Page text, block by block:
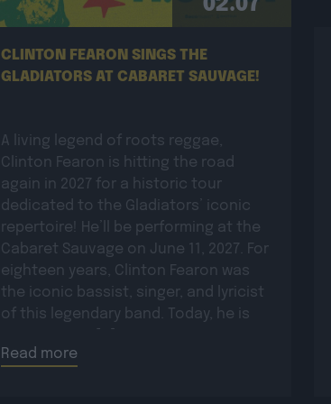
02.07
CLINTON FEARON SINGS THE
GLADIATORS AT CABARET SAUVAGE!
A living legend of roots reggae,
Clinton Fearon is hitting the road
again in 2027 for a historic tour
dedicated to the Gladiators’ iconic
repertoire! He’ll be performing at the
Cabaret Sauvage on June 11, 2027. For
eighteen years, Clinton Fearon was
the iconic bassist, singer, and lyricist
of this legendary band. Today, he is
Read more